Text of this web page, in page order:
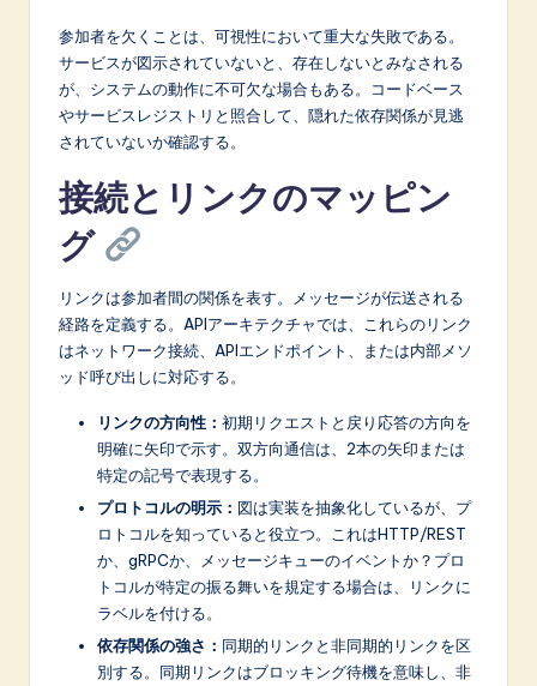
参加者を欠くことは、可視性において重大な失敗である。
サービスが図示されていないと、存在しないとみなされる
が、システムの動作に不可欠な場合もある。コードベース
やサービスレジストリと照合して、隠れた依存関係が見逃
されていないか確認する。
接続とリンクのマッピン
グ
リンクは参加者間の関係を表す。メッセージが伝送される
経路を定義する。APIアーキテクチャでは、これらのリンク
はネットワーク接続、APIエンドポイント、または内部メソ
ッド呼び出しに対応する。
リンクの方向性： 初期リクエストと戻り応答の方向を
明確に矢印で示す。双方向通信は、2本の矢印または
特定の記号で表現する。
プロトコルの明示： 図は実装を抽象化しているが、プ
ロトコルを知っていると役立つ。これはHTTP/REST
か、gRPCか、メッセージキューのイベントか？プロ
トコルが特定の振る舞いを規定する場合は、リンクに
ラベルを付ける。
依存関係の強さ： 同期的リンクと非同期的リンクを区
別する。同期リンクはブロッキング待機を意味し、非